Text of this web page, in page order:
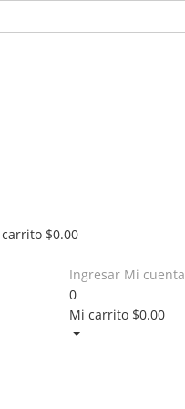
$0.00
Ingresar Mi cuenta
0
Mi carrito $0.00